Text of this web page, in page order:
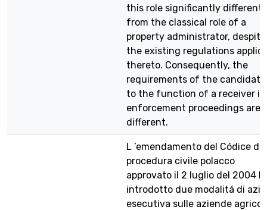
this role significantly different
from the classical role of a
property administrator, despite
the existing regulations
thereto. Consequently, the
requirements of the
to the function of a receiver in
enforcement proceedings are
different.
L ’emendamento del Códice di
procedura civile polacco
approvato il 2 luglio del 2004
introdotto due modalitá di
esecutiva sulle aziende